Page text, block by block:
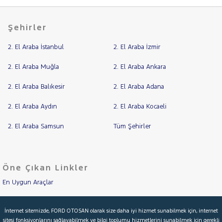
Şehirler
2. El Araba İstanbul 2. El Araba İzmir
2. El Araba Muğla 2. El Araba Ankara
2. El Araba Balıkesir 2. El Araba Adana
2. El Araba Aydın 2. El Araba Kocaeli
2. El Araba Samsun Tüm Şehirler
Öne Çıkan Linkler
En Uygun Araçlar
İnternet sitemizde, FORD OTOSAN olarak size daha iyi hizmet sunabilmek için, internet
sitesi fonksiyonlarını sağlayabilmek ve bilgi toplumu hizmetlerini sunabilmek için gerekli